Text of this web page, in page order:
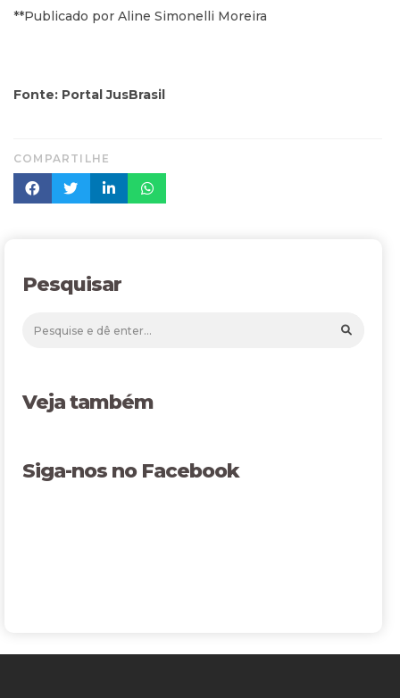
**Publicado por Aline Simonelli Moreira
Fonte: Portal JusBrasil
COMPARTILHE
Pesquisar
Veja também
Siga-nos no Facebook